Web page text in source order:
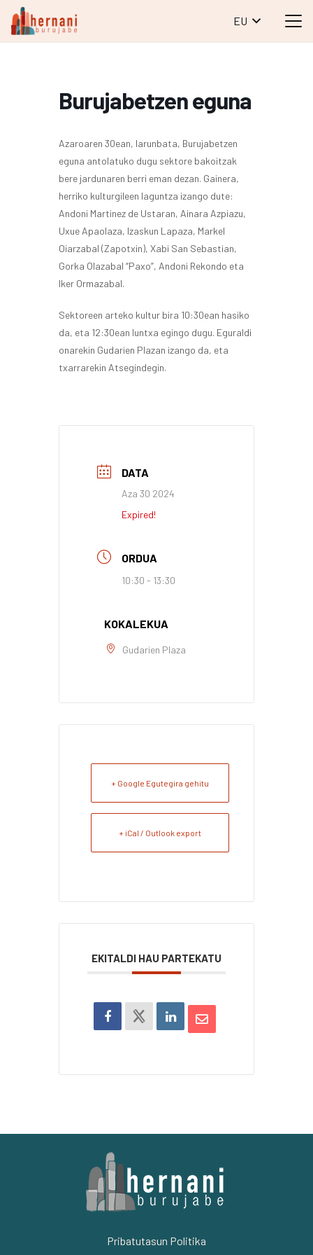
EU
Burujabetzen eguna
Azaroaren 30ean, larunbata, Burujabetzen
eguna antolatuko dugu sektore bakoitzak
bere jardunaren berri eman dezan. Gainera,
herriko kulturgileen laguntza izango dute:
Andoni Martinez de Ustaran, Ainara Azpiazu,
Uxue Apaolaza, Izaskun Lapaza, Markel
Oiarzabal (Zapotxin), Xabi San Sebastian,
Gorka Olazabal “Paxo”, Andoni Rekondo eta
Iker Ormazabal.
Sektoreen arteko kultur bira 10:30ean hasiko
da, eta 12:30ean luntxa egingo dugu. Eguraldi
onarekin Gudarien Plazan izango da, eta
txarrarekin Atsegindegin.
DATA
Aza 30 2024
Expired!
ORDUA
10:30 - 13:30
KOKALEKUA
Gudarien Plaza
+ Google Egutegira gehitu
+ iCal / Outlook export
EKITALDI HAU PARTEKATU
Pribatutasun Politika